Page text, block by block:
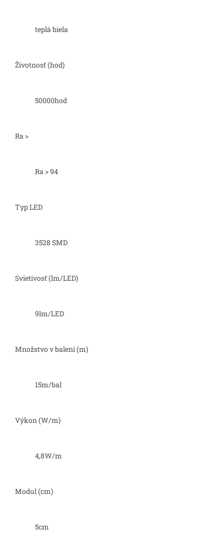
teplá biela
Životnosť (hod)
50000hod
Ra >
Ra > 94
Typ LED
3528 SMD
Svietivosť (lm/LED)
9lm/LED
Množstvo v balení (m)
15m/bal
Výkon (W/m)
4,8W/m
Modul (cm)
5cm